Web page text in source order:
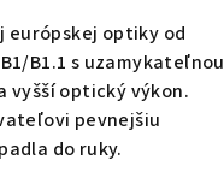
európskej optiky od
B1.1 s uzamykateľnou
vyšší optický výkon.
pevnejšiu
do ruky.